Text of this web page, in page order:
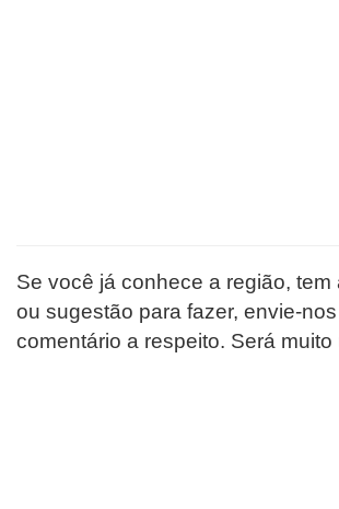
Se você já conhece a região, tem
ou sugestão para fazer, envie-
comentário a respeito. Será muito